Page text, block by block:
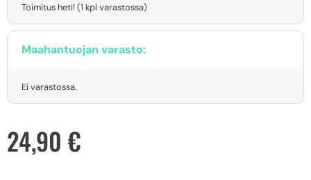
Toimitus heti! (1 kpl varastossa)
Maahantuojan varasto:
Ei varastossa.
24,90 €